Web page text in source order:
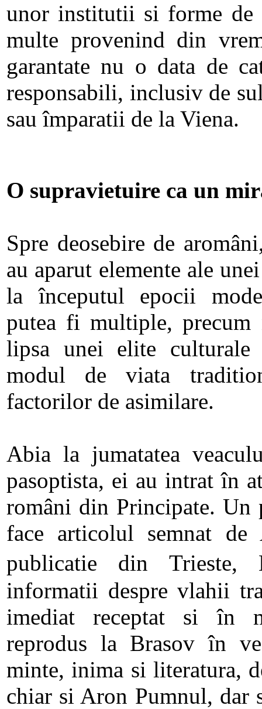
unor institutii si forme de
multe provenind din
garantate nu o data de
responsabili, inclusiv de
sau împaratii de la Viena.
O supravietuire ca un
Spre deosebire de
au aparut elemente ale
la începutul epocii
putea fi multiple, precum
lipsa unei elite
modul de viata
factorilor de asimilare.
Abia la jumatatea
pasoptista, ei au intrat în
români din Principate. Un
face articolul semnat
publicatie din Trieste,
informatii despre vlahii
imediat receptat si în
reprodus la Brasov în
minte, inima si literatura,
chiar si Aron Pumnul,